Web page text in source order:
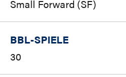
Small Forward (SF)
BBL-SPIELE
30